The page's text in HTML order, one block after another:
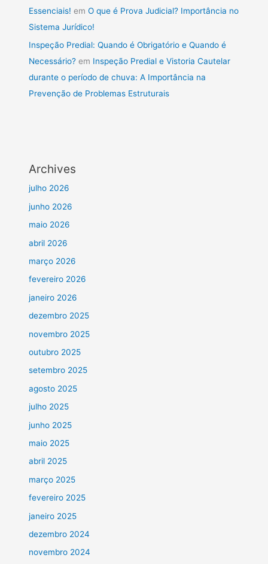
Essenciais! emO que é Prova Judicial? Importância no
Sistema Jurídico!
Inspeção Predial: Quando é Obrigatório e Quando é
Necessário? em Inspeção Predial e Vistoria Cautelar
durante o período de chuva: A Importância na
Prevenção de Problemas Estruturais
Archives
julho 2026
junho 2026
maio 2026
abril 2026
março 2026
fevereiro 2026
janeiro 2026
dezembro 2025
novembro 2025
outubro 2025
setembro 2025
agosto 2025
julho 2025
junho 2025
maio 2025
abril 2025
março 2025
fevereiro 2025
janeiro 2025
dezembro 2024
novembro 2024